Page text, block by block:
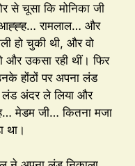
से चूसा कि मोनिका जी
रामलाल… और
हो चुकी थी, और वो
और उकसा रही थीं। फिर
होंठों पर अपना लंड
लंड अंदर ले लिया और
मेडम जी… कितना मजा
था।